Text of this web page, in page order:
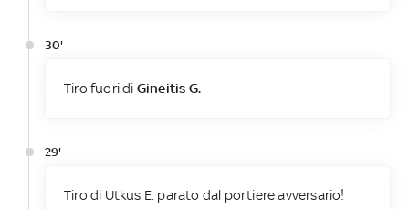
30'
Tiro fuori di Gineitis G.
29'
Tiro di Utkus E. parato dal portiere avversario!